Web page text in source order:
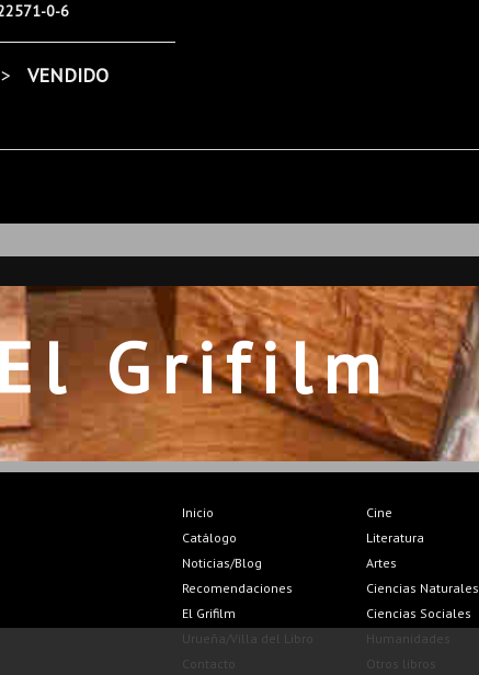
0-6
VENDIDO
Grifilm
Inicio
Catálogo
Noticias/Blog
Recomendaciones
El Grifilm
Urueña/Villa del Libro
Contacto
Cine
Literatura
Artes
Ciencias Naturales
Ciencias Sociales
Humanidades
Otros libros